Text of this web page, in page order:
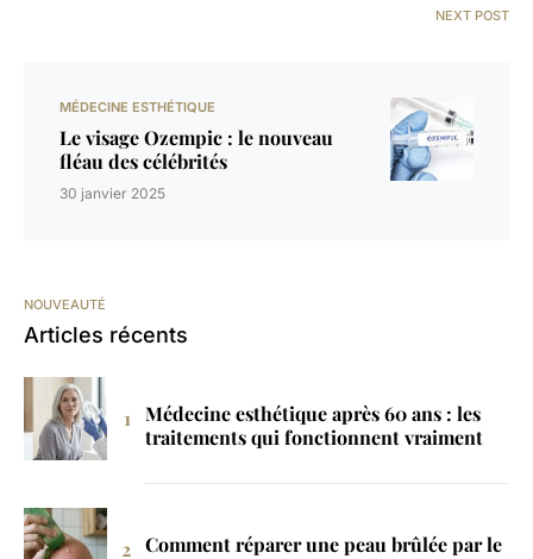
NEXT POST
MÉDECINE ESTHÉTIQUE
Le visage Ozempic : le nouveau
fléau des célébrités
30 janvier 2025
NOUVEAUTÉ
Articles récents
Médecine esthétique après 60 ans : les
traitements qui fonctionnent vraiment
Comment réparer une peau brûlée par le